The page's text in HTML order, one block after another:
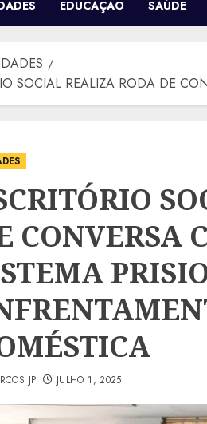
EDUCAÇÃO SAÚDE
SOCIAL REALIZA RODA DE
CONVERSA
JP JULHO 1, 2025